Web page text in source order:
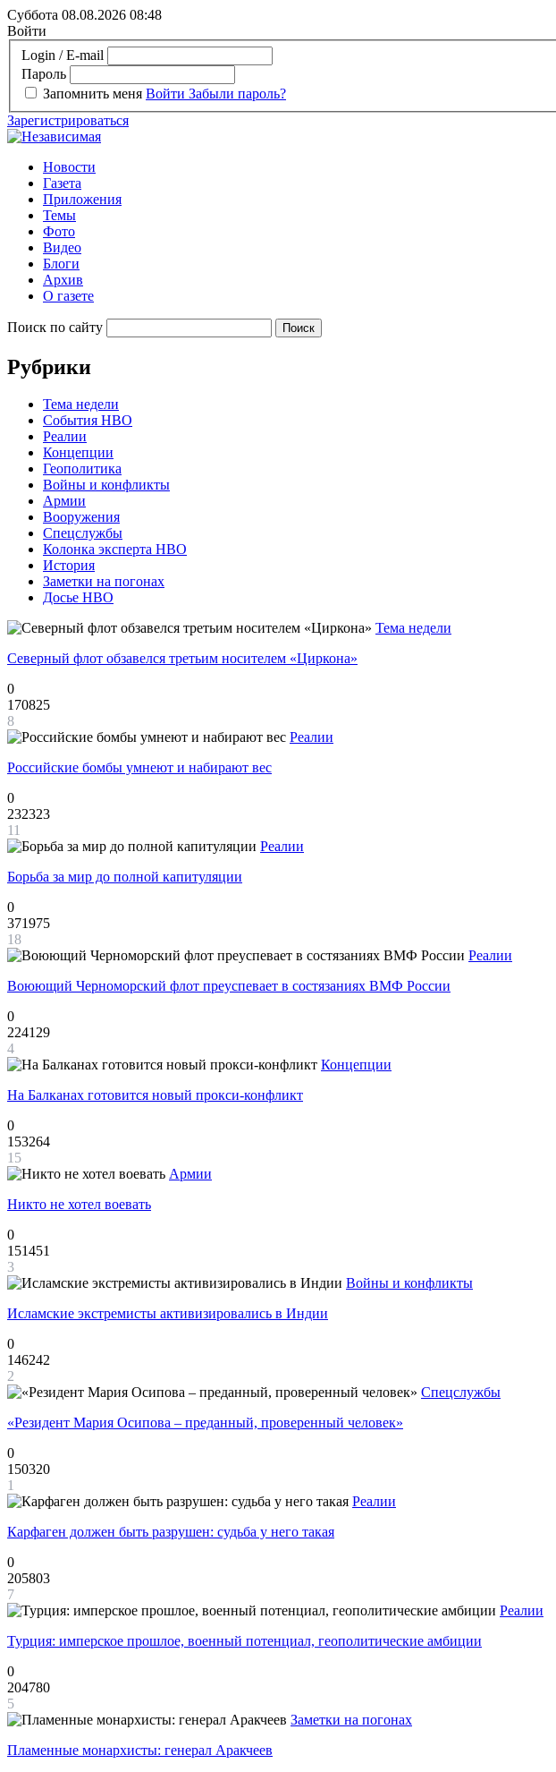
Суббота 08.08.2026 08:48
Войти
Login / E-mail
Пароль
Запомнить меня Войти Забыли пароль?
Зарегистрироваться
Новости
Газета
Приложения
Темы
Фото
Видео
Блоги
Архив
О газете
Поиск по сайту
Рубрики
Тема недели
События НВО
Реалии
Концепции
Геополитика
Войны и конфликты
Армии
Вооружения
Спецслужбы
Колонка эксперта НВО
История
Заметки на погонах
Досье НВО
Тема недели
Северный флот обзавелся третьим носителем «Циркона»
0
170825
8
Реалии
Российские бомбы умнеют и набирают вес
0
232323
11
Реалии
Борьба за мир до полной капитуляции
0
371975
18
Реалии
Воюющий Черноморский флот преуспевает в состязаниях ВМФ России
0
224129
4
Концепции
На Балканах готовится новый прокси-конфликт
0
153264
15
Армии
Никто не хотел воевать
0
151451
3
Войны и конфликты
Исламские экстремисты активизировались в Индии
0
146242
2
Спецслужбы
«Резидент Мария Осипова – преданный, проверенный человек»
0
150320
1
Реалии
Карфаген должен быть разрушен: судьба у него такая
0
205803
7
Реалии
Турция: имперское прошлое, военный потенциал, геополитические амбиции
0
204780
5
Заметки на погонах
Пламенные монархисты: генерал Аракчеев